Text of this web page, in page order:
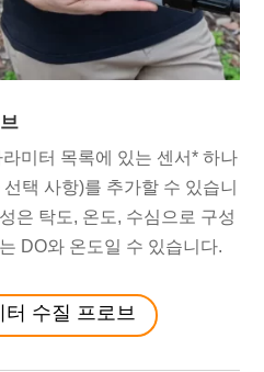
미터 목록에 있는 센서* 하나
택 사항)를 추가할 수 있습니
은 탁도, 온도, 수심으로 구성
DO와 온도일 수 있습니다.
터 수질 프로브